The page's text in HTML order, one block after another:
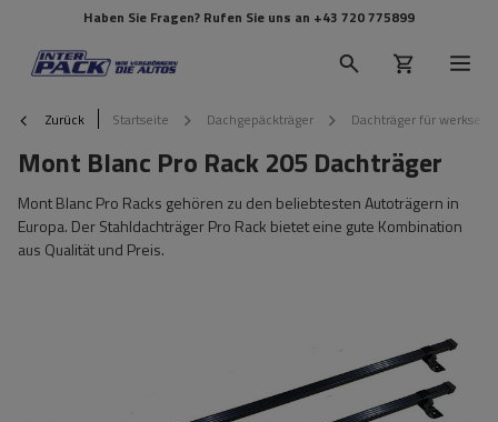
Haben Sie Fragen? Rufen Sie uns an +43 720 775899
Zurück Startseite Dachgepäckträger Dachträger für
Mont Blanc Pro Rack 205 Dachträger
Mont Blanc Pro Racks gehören zu den beliebtesten Autoträgern in
Europa. Der Stahldachträger Pro Rack bietet eine gute Kombination
aus Qualität und Preis.